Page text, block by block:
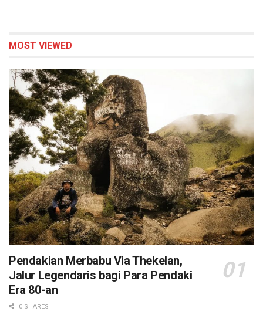
MOST VIEWED
Pendakian Merbabu Via Thekelan,
Jalur Legendaris bagi Para Pendaki
Era 80-an
0 SHARES